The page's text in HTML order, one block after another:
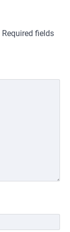
Required fields